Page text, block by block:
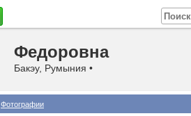
Федоровна
Бакэу, Румыния •
Фотографии